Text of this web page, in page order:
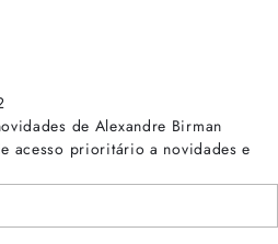
de Alexandre Birman
acesso prioritário a novidades e